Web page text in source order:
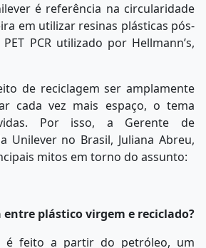
é referência na circularidade
em utilizar resinas plásticas pós-
PCR utilizado por Hellmann’s,
de reciclagem ser amplamente
cada vez mais espaço, o tema
Por isso, a Gerente de
Unilever no Brasil, Juliana Abreu,
mitos em torno do assunto:
entre plástico virgem e reciclado?
é feito a partir do petróleo, um